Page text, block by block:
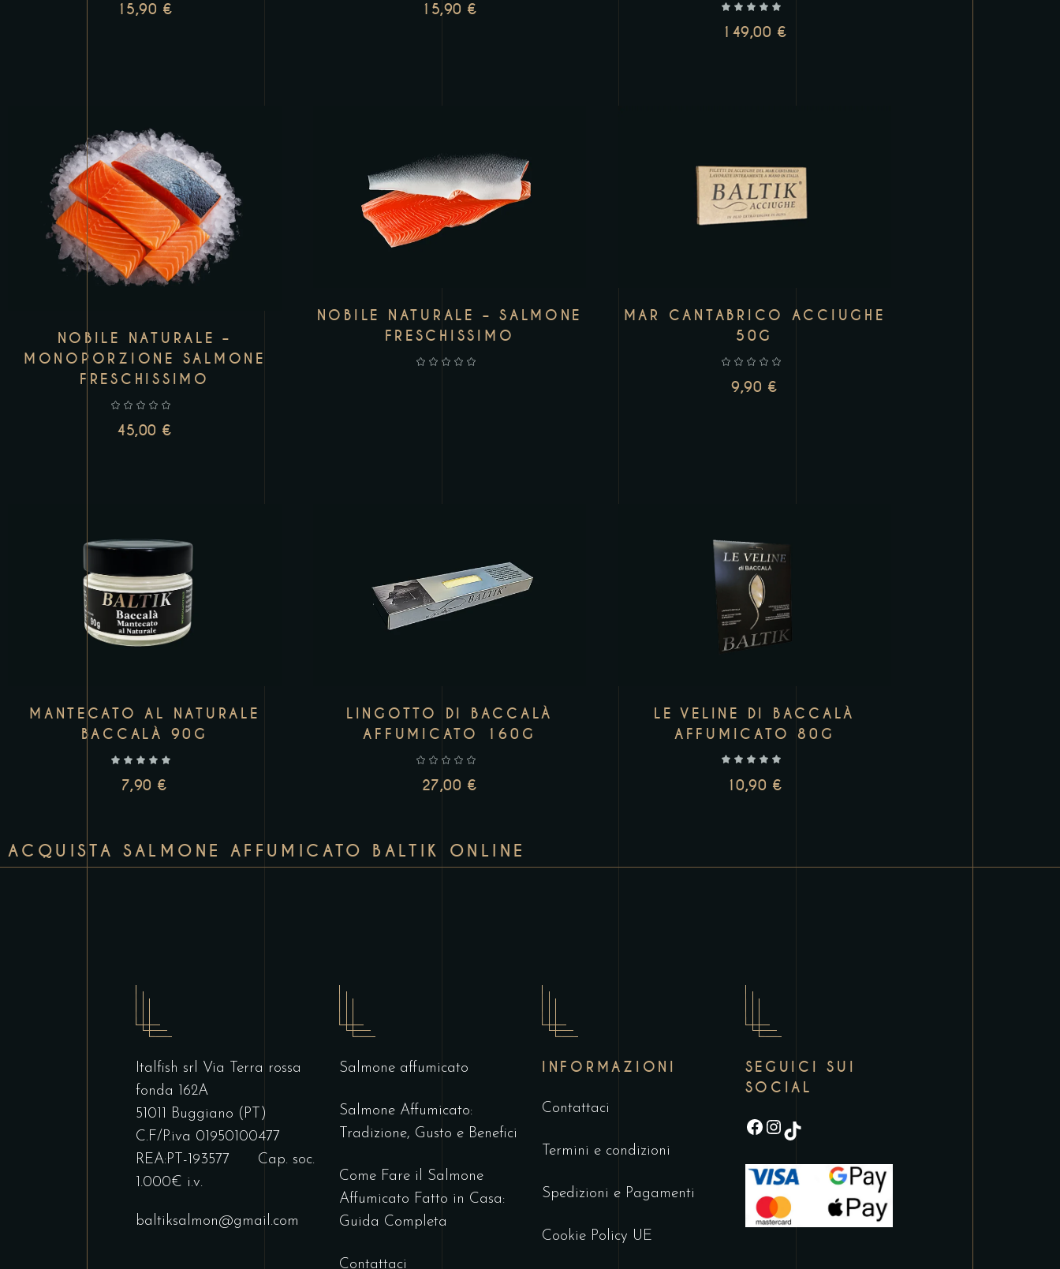
15,90 € 15,90 €
149,00 €
AGGIUNGI AL CARRELLO
NOBILE NATURALE –
MONOPORZIONE SALMONE
FRESCHISSIMO
45,00 €
NOBILE NATURALE – SALMONE
FRESCHISSIMO
MAR CANTABRICO ACCIUGHE
50G
9,90 €
AGGIUNGI AL CARRELLO
MANTECATO AL NATURALE
BACCALÀ 90G
7,90 €
LINGOTTO DI BACCALÀ
AFFUMICATO 160G
27,00 €
AGGIUNGI AL CARRELLO
LE VELINE DI BACCALÀ
AFFUMICATO 80G
10,90 €
ACQUISTA SALMONE AFFUMICATO BALTIK ONLINE
Italfish srl Via Terra rossa
fonda 162A
51011 Buggiano (PT)
C.F/P.iva 01950100477
REA:PT-193577 Cap. soc.
1.000€ i.v.
baltiksalmon@gmail.com
Salmone affumicato
Salmone Affumicato:
Tradizione, Gusto e Benefici
Come Fare il Salmone
Affumicato Fatto in Casa:
Guida Completa
Contattaci
INFORMAZIONI
Contattaci
Termini e condizioni
Spedizioni e Pagamenti
Cookie Policy UE
SEGUICI SUI
SOCIAL